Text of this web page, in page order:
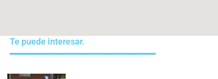
Te puede interesar.